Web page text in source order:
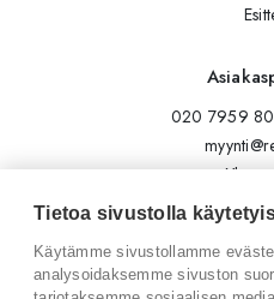
020 7959
Lähetä
Tietoa sivustolla
Käytämme sivustollamme
analysoidaksemme sivuston